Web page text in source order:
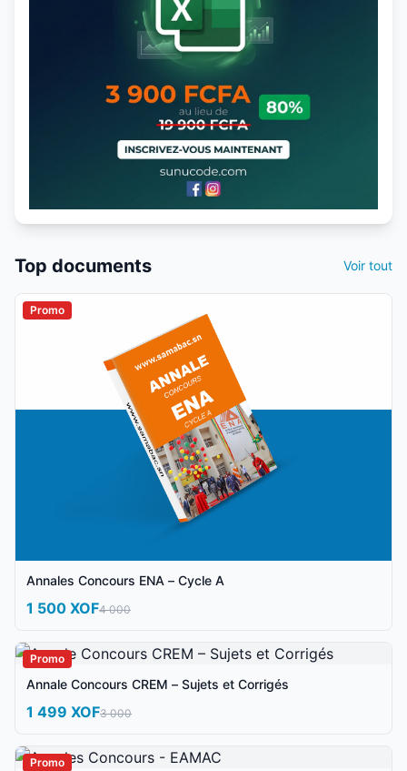
Top documents Voir tout
Promo
Annales Concours ENA – Cycle A
1 500 XOF4 000
Promo
Annale Concours CREM – Sujets et Corrigés
1 499 XOF3 000
Promo